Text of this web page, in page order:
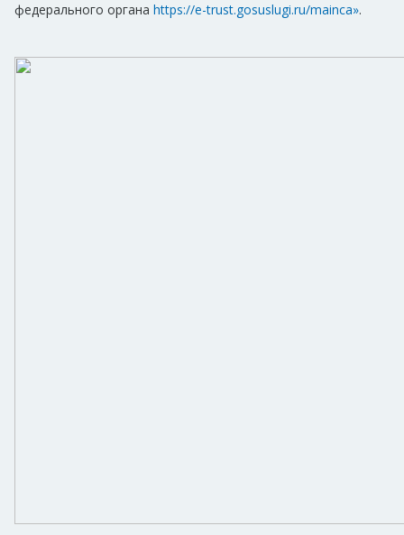
федерального органа https://e-trust.gosuslugi.ru/mainca».